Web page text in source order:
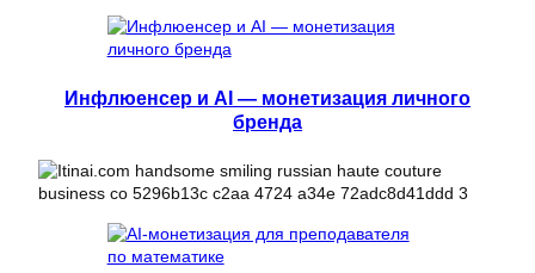
Инфлюенсер и AI — монетизация личного
бренда